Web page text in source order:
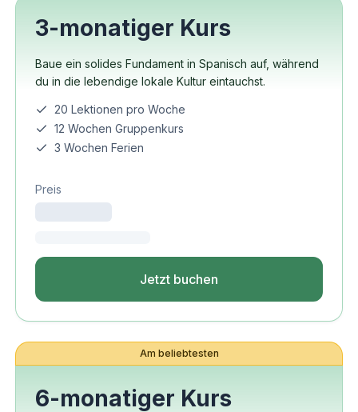
3-monatiger Kurs
Baue ein solides Fundament in Spanisch auf, während
du in die lebendige lokale Kultur eintauchst.
20 Lektionen pro Woche
12 Wochen Gruppenkurs
3 Wochen Ferien
Preis
Jetzt buchen
Am beliebtesten
6-monatiger Kurs